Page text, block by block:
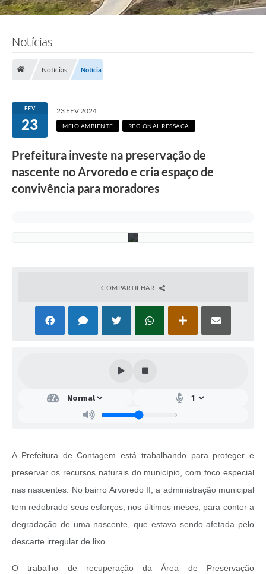
Notícias
Notícias Notícia
FEV
23
23 FEV 2024
MEIO AMBIENTE REGIONAL RESSACA
Prefeitura investe na preservação de
nascente no Arvoredo e cria espaço de
convivência para moradores
q
l
R
s
s
a
a
COMPARTILHAR
A Prefeitura de Contagem está trabalhando para proteger e
preservar os recursos naturais do município, com foco especial
nas nascentes. No bairro Arvoredo II, a administração municipal
tem redobrado seus esforços, nos últimos meses, para conter a
degradação de uma nascente, que estava sendo afetada pelo
descarte irregular de lixo.
O trabalho de recuperação da Área de Preservação